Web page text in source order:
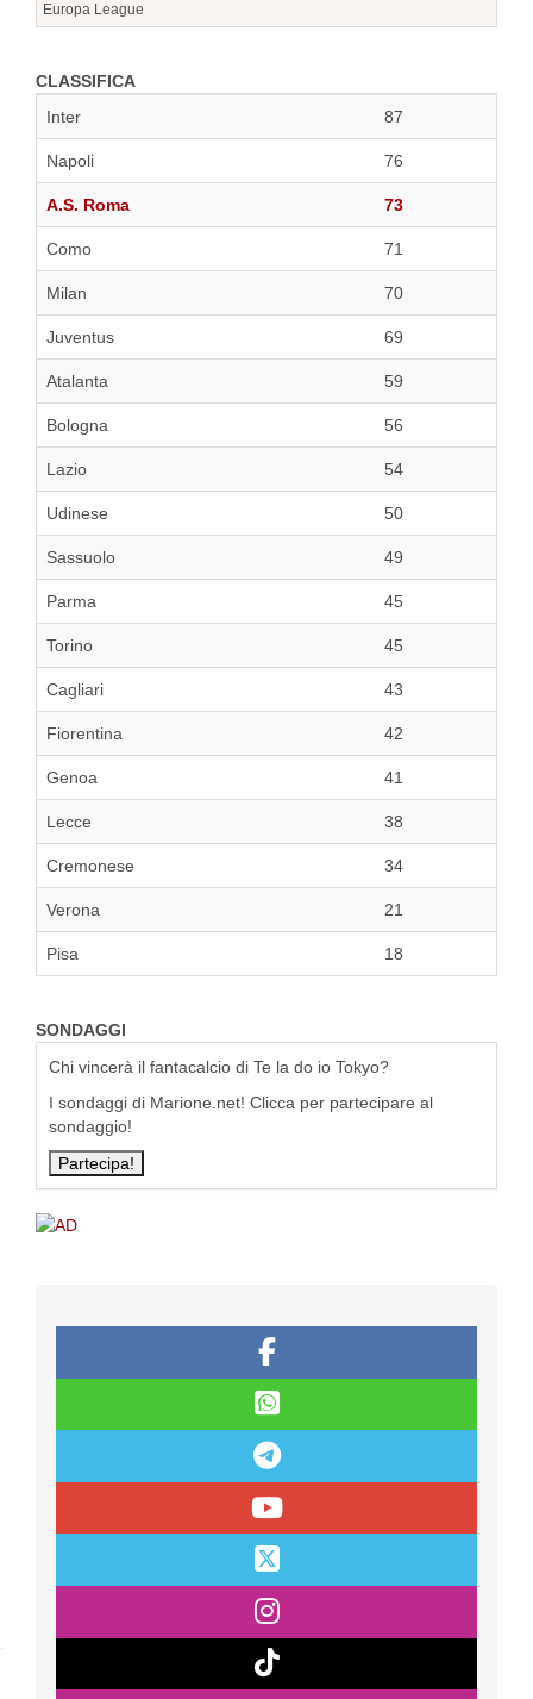
Europa League
CLASSIFICA
Inter
87
Napoli 76
A.S. Roma 73
Como 71
Milan 70
Juventus 69
Atalanta 59
Bologna 56
Lazio 54
Udinese 50
Sassuolo 49
Parma 45
Torino 45
Cagliari 43
Fiorentina 42
Genoa 41
Lecce 38
Cremonese 34
Verona 21
Pisa 18
SONDAGGI
Chi vincerà il fantacalcio di Te la do io Tokyo?
I sondaggi di Marione.net! Clicca per partecipare al
sondaggio!